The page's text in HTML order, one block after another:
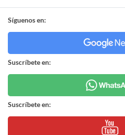
Síguenos en:
Suscríbete en:
Suscríbete en: